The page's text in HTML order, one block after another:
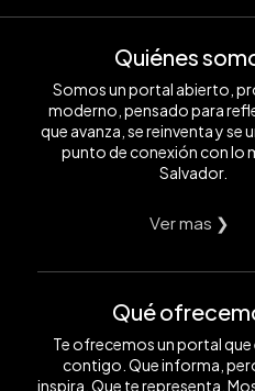
Quiénes
Somos un portal abierto,
moderno, pensado para
que avanza, se reinventa y se
punto de conexión con lo
Salvador.
Ver mas ❯
Qué
Te ofrecemos un portal
contigo. Que informa,
inspira. Que te representa.